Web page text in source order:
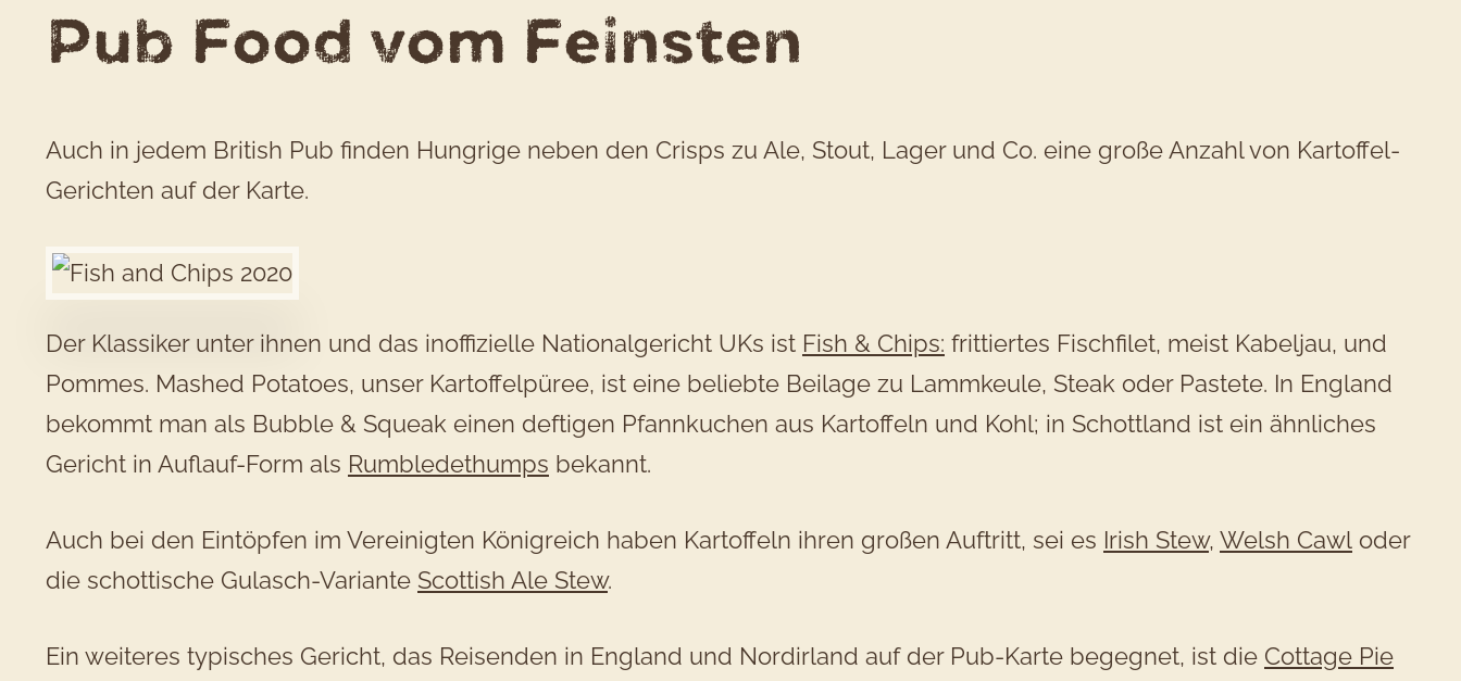
Pub Food vom Feinsten
Auch in jedem British Pub finden Hungrige neben den Crisps zu Ale, Stout, Lager und Co. eine große Anzahl von Kartoffel-
Gerichten auf der Karte.
Der Klassiker unter ihnen und das inoffizielle Nationalgericht UKs ist Fish & Chips: frittiertes Fischfilet, meist Kabeljau, und
Pommes. Mashed Potatoes, unser Kartoffelpüree, ist eine beliebte Beilage zu Lammkeule, Steak oder Pastete. In England
bekommt man als Bubble & Squeak einen deftigen Pfannkuchen aus Kartoffeln und Kohl; in Schottland ist ein ähnliches
Gericht in Auflauf-Form als Rumbledethumps bekannt.
Auch bei den Eintöpfen im Vereinigten Königreich haben Kartoffeln ihren großen Auftritt, sei es Irish Stew, Welsh Cawl oder
die schottische Gulasch-Variante Scottish Ale Stew.
Ein weiteres typisches Gericht, das Reisenden in England und Nordirland auf der Pub-Karte begegnet, ist die Cottage Pie